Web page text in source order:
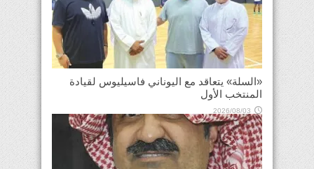
«السلة» يتعاقد مع اليوناني فاسيليوس لقيادة
المنتخب الأول
2026/08/03